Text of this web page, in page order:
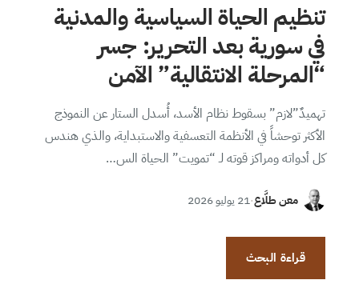
تنظيم الحياة السياسية والمدنية
في سورية بعد التحرير: جسر
“المرحلة الانتقالية” الآمن
تهميدٌ”لازم” بسقوط نظام الأسد، أُسدل الستار عن النموذج
الأكثر توحشاً في الأنظمة التعسفية والاستبداية، والذي هندس
كل أدواته ومراكز قوته لـ “تمويت” الحياة الس…
معن طلَّاع·21 يوليو 2026
قراءة البحث